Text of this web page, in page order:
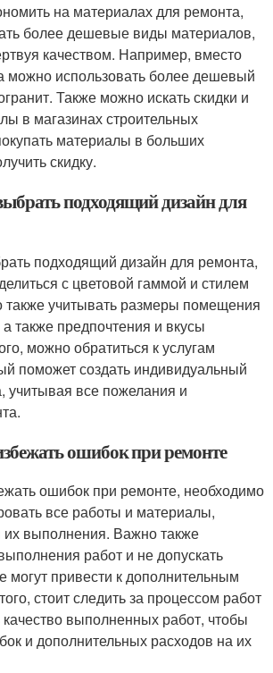
на материалах для ремонта,
более дешевые виды материалов,
качеством. Например, вместо
можно использовать более дешевый
Также можно искать скидки и
в магазинах строительных
материалы в больших
скидку.
подходящий дизайн для
подходящий дизайн для ремонта,
с цветовой гаммой и стилем
также учитывать размеры помещения
также предпочтения и вкусы
можно обратиться к услугам
поможет создать индивидуальный
учитывая все пожелания и
ошибок при ремонте
ошибок при ремонте, необходимо
все работы и материалы,
выполнения. Важно также
работ и не допускать
могут привести к дополнительным
стоит следить за процессом работ
качество выполненных работ, чтобы
и дополнительных расходов на их